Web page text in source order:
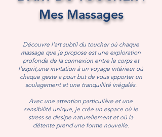
Mes Massages
Découvre l'art subtil du toucher où chaque
massage que je propose est une exploration
profonde de la connexion entre le corps et
l'esprit,une invitation à un voyage intérieur où
chaque geste a pour but de vous apporter un
soulagement et une tranquillité inégalés.
Avec une attention particulière et une
sensibilité unique, je crée un espace où le
stress se dissipe naturellement et où la
détente prend une forme nouvelle.